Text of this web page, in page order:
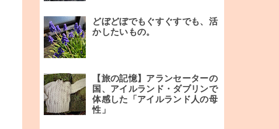
どぼどぼでもぐすぐすでも、活
かしたいもの。
【旅の記憶】アランセーターの
国、アイルランド・ダブリンで
体感した「アイルランド人の母
性」